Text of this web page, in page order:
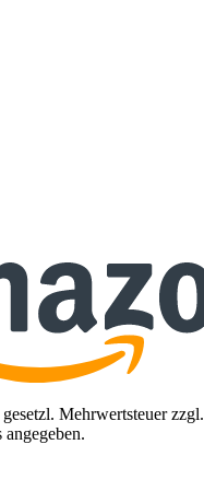
Mehrwertsteuer zzgl.